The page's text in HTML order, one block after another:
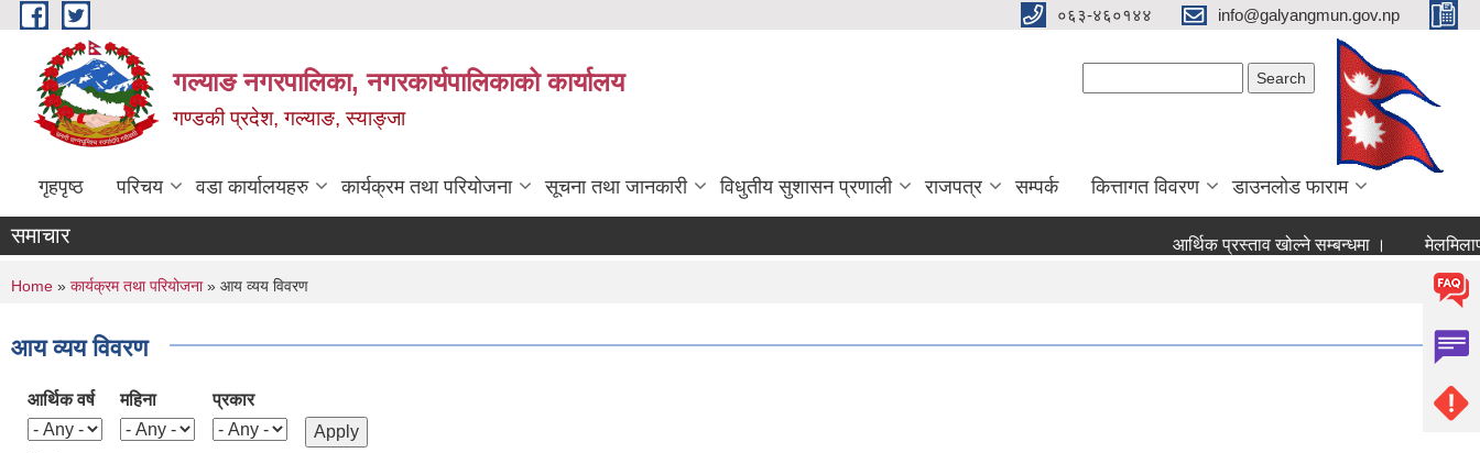
Skip to main content ०६३-४६०१४४ info@galyangmun.gov.np
गल्याङ नगरपालिका, नगरकार्यपालिकाको कार्यालय
गण्डकी प्रदेश, गल्याङ, स्याङ्जा
गृहपृष्ठ परिचय वडा कार्यालयहरु कार्यक्रम तथा परियोजना सूचना तथा जानकारी विधुतीय सुशासन प्रणाली राजपत्र सम्पर्क कित्तागत विवरण डाउनलोड फाराम
समाचार आर्थिक प्रस्ताव खोल्ने सम्बन्धमा ।
You are here
Home » कार्यक्रम तथा परियोजना» आय व्यय विवरण
आय व्यय विवरण
आर्थिक वर्ष महिना प्रकार